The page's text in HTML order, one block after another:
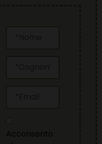
Acconsento